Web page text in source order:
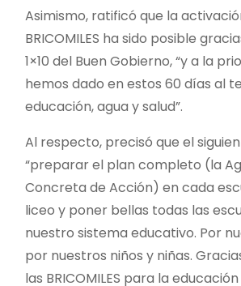
Asimismo, ratificó que la
BRICOMILES ha sido posible
1×10 del Buen Gobierno, “y a la
hemos dado en estos 60 días al
educación, agua y salud”.
Al respecto, precisó que el
“preparar el plan completo (la
Concreta de Acción) en cada
liceo y poner bellas todas las
nuestro sistema educativo. Por
por nuestros niños y niñas.
las BRICOMILES para la educación